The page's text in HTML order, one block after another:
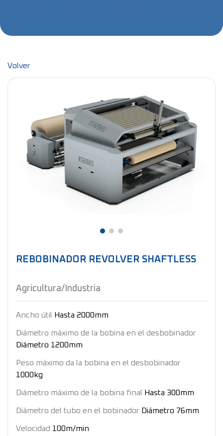
Volver
REBOBINADOR REVOLVER SHAFTLESS
Agricultura/Industria
Ancho útil Hasta 2000mm
Diámetro máximo de la bobina en el desbobinador
Diámetro 1200mm
Peso máximo da la bobina en el desbobinador
1000kg
Diámetro máximo de la bobina final Hasta 300mm
Diámetro del tubo en el bobinador Diámetro 76mm
Velocidad 100m/min